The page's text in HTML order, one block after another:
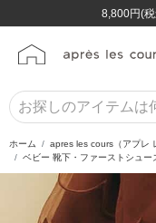
8,800円(
ほぼ全品半
8,800円(
ほぼ全品半
ホーム apres les cours（アプレ
ベビー 靴下・ファーストシュー